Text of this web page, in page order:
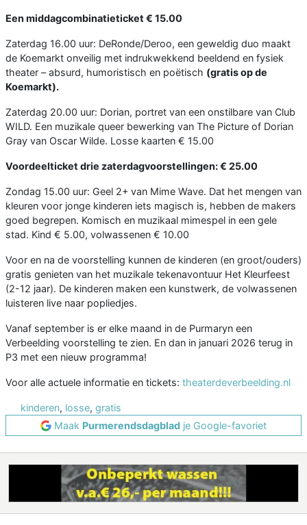
Een middagcombinatieticket € 15.00
Zaterdag 16.00 uur: DeRonde/Deroo, een geweldig duo maakt
de Koemarkt onveilig met indrukwekkend beeldend en fysiek
theater – absurd, humoristisch en poëtisch (gratis op de
Koemarkt).
Zaterdag 20.00 uur: Dorian, portret van een onstilbare van Club
WILD. Een muzikale queer bewerking van The Picture of Dorian
Gray van Oscar Wilde. Losse kaarten € 15.00
Voordeelticket drie zaterdagvoorstellingen: € 25.00
Zondag 15.00 uur: Geel 2+ van Mime Wave. Dat het mengen van
kleuren voor jonge kinderen iets magisch is, hebben de makers
goed begrepen. Komisch en muzikaal mimespel in een gele
stad. Kind € 5.00, volwassenen € 10.00
Voor en na de voorstelling kunnen de kinderen (en groot/ouders)
gratis genieten van het muzikale tekenavontuur Het Kleurfeest
(2-12 jaar). De kinderen maken een kunstwerk, de volwassenen
luisteren live naar popliedjes.
Vanaf september is er elke maand in de Purmaryn een
Verbeelding voorstelling te zien. En dan in januari 2026 terug in
P3 met een nieuw programma!
Voor alle actuele informatie en tickets: theaterdeverbeelding.nl
kinderen, losse, gratis
Maak Purmerendsdagblad je Google-favoriet